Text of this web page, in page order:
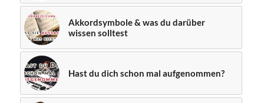
Akkordsymbole & was du darüber
wissen solltest
Hast du dich schon mal aufgenommen?